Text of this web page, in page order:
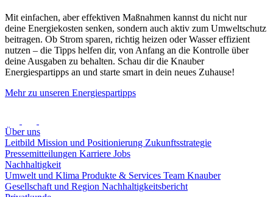
Mit einfachen, aber effektiven Maßnahmen kannst du nicht nur
deine Energiekosten senken, sondern auch aktiv zum Umweltschutz
beitragen. Ob Strom sparen, richtig heizen oder Wasser effizient
nutzen – die Tipps helfen dir, von Anfang an die Kontrolle über
deine Ausgaben zu behalten. Schau dir die Knauber
Energiespartipps an und starte smart in dein neues Zuhause!
Mehr zu unseren Energiespartipps
Über uns
Leitbild Mission und Positionierung Zukunftsstrategie
Pressemitteilungen Karriere Jobs
Nachhaltigkeit
Umwelt und Klima Produkte & Services Team Knauber
Gesellschaft und Region Nachhaltigkeitsbericht